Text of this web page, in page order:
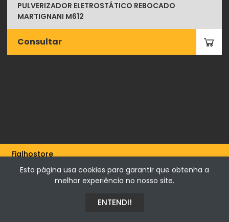
PULVERIZADOR ELETROSTÁTICO REBOCADO
MARTIGNANI M612
Consultar
Fialhostore
Fialho & Irmão,Lda. | Horta de Barreiros 7005-208 Évora -
Portugal | NIF 500115206
Esta página usa cookies para garantir que obtenha a
melhor experiência no nosso site.
ENTENDI!